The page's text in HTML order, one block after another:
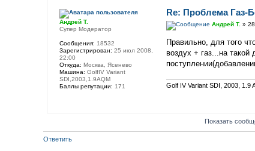
Re: Проблема Газ-
Андрей Т. »
Правильно, для того
воздух + газ...на такой
Golf IV Variant SDI, 2003, 1.9
Андрей Т.
Супер Модератор
Сообщения: 18532
Зарегистрирован: 25 июл 2008,
22:00
Откуда: Москва, Ясенево
Машина: GolfIV Variant
SDI,2003,1.9AQM
Баллы репутации: 171
Показать
Ответить